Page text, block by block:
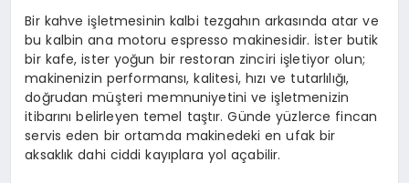
Bir kahve işletmesinin kalbi tezgahın arkasında atar ve
bu kalbin ana motoru espresso makinesidir. İster butik
bir kafe, ister yoğun bir restoran zinciri işletiyor olun;
makinenizin performansı, kalitesi, hızı ve tutarlılığı,
doğrudan müşteri memnuniyetini ve işletmenizin
itibarını belirleyen temel taştır. Günde yüzlerce fincan
servis eden bir ortamda makinedeki en ufak bir
aksaklık dahi ciddi kayıplara yol açabilir.